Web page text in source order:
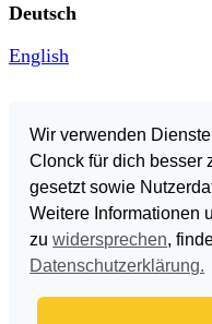
Wir verwenden
Clonck für dich besser
gesetzt sowie
Weitere Informationen
zuwidersprechen,
Datenschutzerklärung.
Deutsch
English
382,91 €